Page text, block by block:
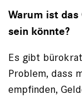
Warum ist
sein könnte?
Es gibt
Problem, dass
empfinden,